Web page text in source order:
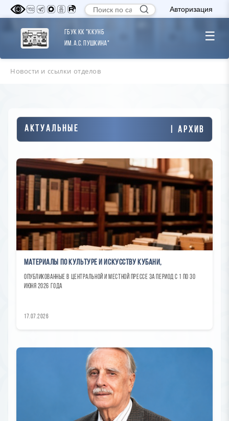
Авторизация
ГБУК КК "ККУНБ
им. А.С. Пушкина"
☰
Новости и ссылки отделов
Актуальные | Архив
Материалы по культуре и искусству Кубани,
опубликованные в центральной и местной прессе за период с 1 по 30
июня 2026 года
17.07.2026